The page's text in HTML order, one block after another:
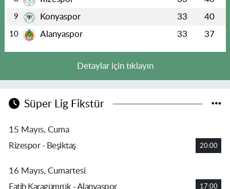
9 Konyaspor 33 40
10 Alanyaspor 33 37
Detaylar için tıklayın
Süper Lig Fikstür
15 Mayıs, Cuma
Rizespor - Beşiktaş
20:00
16 Mayıs, Cumartesi
Fatih Karagümrük - Alanyaspor
17:00